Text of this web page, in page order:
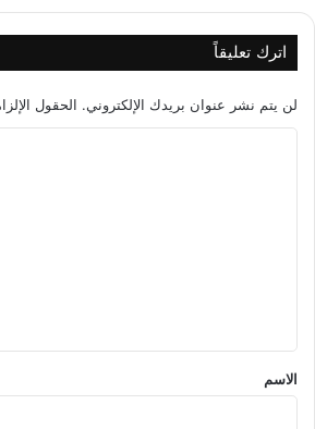
اترك تعليقاً
لن يتم نشر عنوان بريدك الإلكتروني. الحقول
*
الاسم